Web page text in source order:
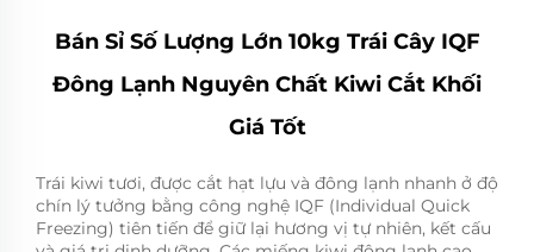
Bán Sỉ Số Lượng Lớn 10kg Trái Cây IQF
Đông Lạnh Nguyên Chất Kiwi Cắt Khối
Giá Tốt
Trái kiwi tươi, được cắt hạt lựu và đông lạnh nhanh ở độ
chín lý tưởng bằng công nghệ IQF (Individual Quick
Freezing) tiên tiến để giữ lại hương vị tự nhiên, kết cấu